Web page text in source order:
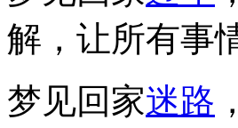
解，让所有事
梦见回家迷路